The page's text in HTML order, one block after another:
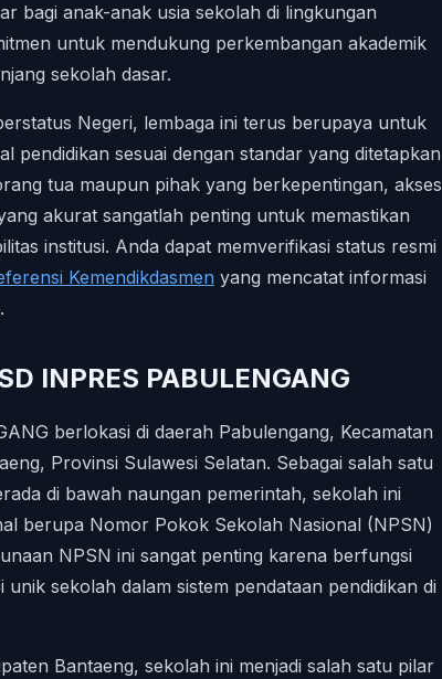
bagi anak-anak usia sekolah di lingkungan
untuk mendukung perkembangan akademik
sekolah dasar.
Negeri, lembaga ini terus berupaya untuk
pendidikan sesuai dengan standar yang ditetapkan
tua maupun pihak yang berkepentingan, akses
akurat sangatlah penting untuk memastikan
institusi. Anda dapat memverifikasi status resmi
Kemendikdasmen yang mencatat informasi
INPRES PABULENGANG
berlokasi di daerah Pabulengang, Kecamatan
Provinsi Sulawesi Selatan. Sebagai salah satu
di bawah naungan pemerintah, sekolah ini
berupa Nomor Pokok Sekolah Nasional (NPSN)
NPSN ini sangat penting karena berfungsi
unik sekolah dalam sistem pendataan pendidikan di
Bantaeng, sekolah ini menjadi salah satu pilar